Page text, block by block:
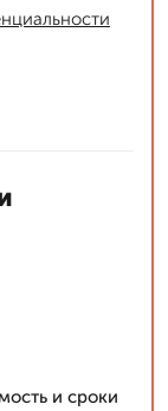
и сроки